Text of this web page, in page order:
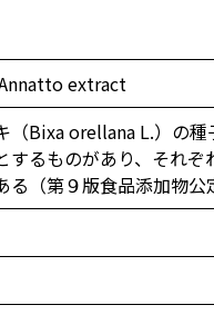
extract
（Bixa orellana L.）の
するものがあり、それ
（第９版食品添加物公